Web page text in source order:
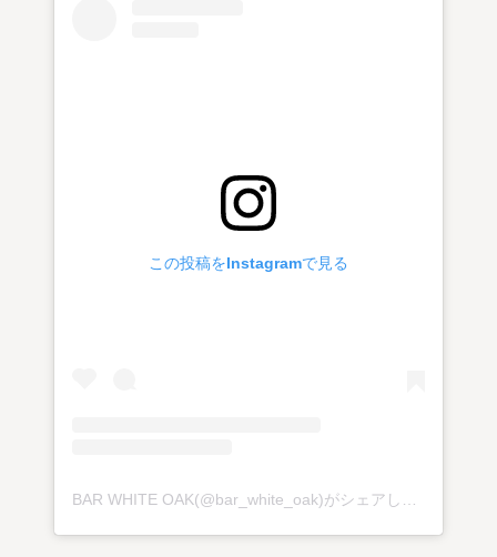
この投稿をInstagramで見る
BAR WHITE OAK(@bar_white_oak)がシェアした投稿